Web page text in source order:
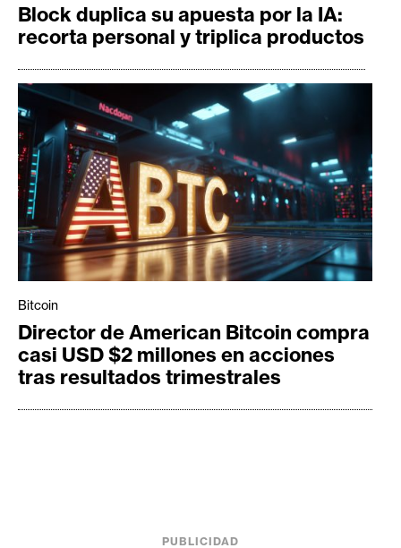
Block duplica su apuesta por la IA:
recorta personal y triplica productos
Bitcoin
Director de American Bitcoin compra
casi USD $2 millones en acciones
tras resultados trimestrales
PUBLICIDAD